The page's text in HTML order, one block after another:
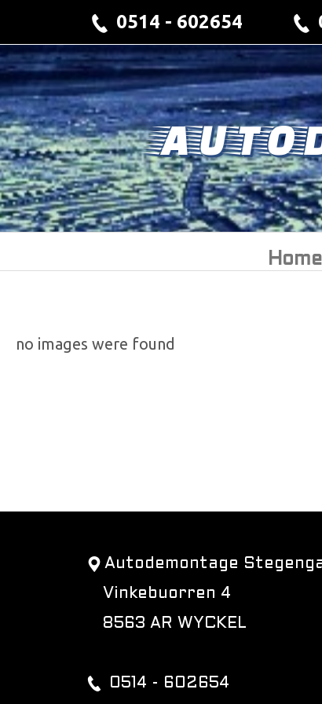
0514 - 602654
Home
no images were found
Autodemontage
Vinkebuorren 4
8563 AR WYCKEL
0514 - 602654